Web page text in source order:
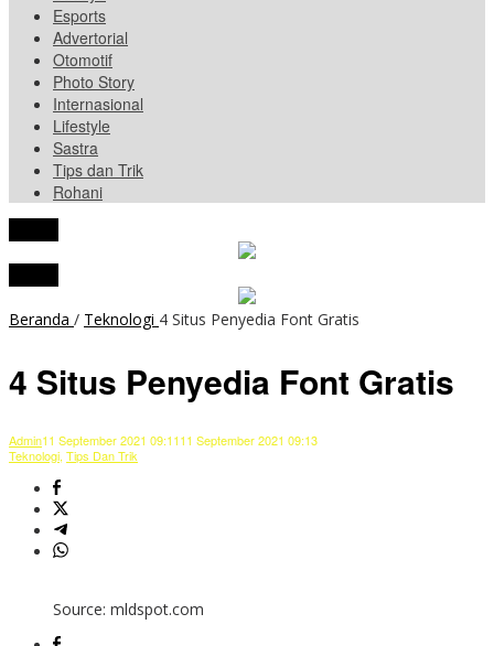
Esports
Advertorial
Otomotif
Photo Story
Internasional
Lifestyle
Sastra
Tips dan Trik
Rohani
Beranda / Teknologi 4 Situs Penyedia Font Gratis
4 Situs Penyedia Font Gratis
Admin11 September 2021 09:1111 September 2021 09:13
Teknologi, Tips Dan Trik
Source: mldspot.com